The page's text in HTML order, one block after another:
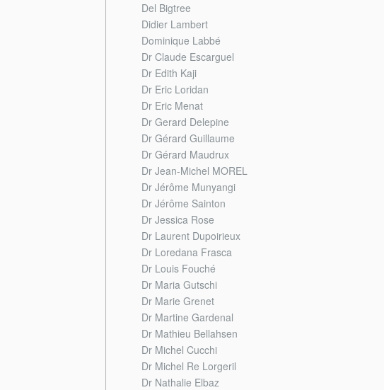
Del Bigtree
Didier Lambert
Dominique Labbé
Dr Claude Escarguel
Dr Edith Kaji
Dr Eric Loridan
Dr Eric Menat
Dr Gerard Delepine
Dr Gérard Guillaume
Dr Gérard Maudrux
Dr Jean-Michel MOREL
Dr Jérôme Munyangi
Dr Jérôme Sainton
Dr Jessica Rose
Dr Laurent Dupoirieux
Dr Loredana Frasca
Dr Louis Fouché
Dr Maria Gutschi
Dr Marie Grenet
Dr Martine Gardenal
Dr Mathieu Bellahsen
Dr Michel Cucchi
Dr Michel Re Lorgeril
Dr Nathalie Elbaz